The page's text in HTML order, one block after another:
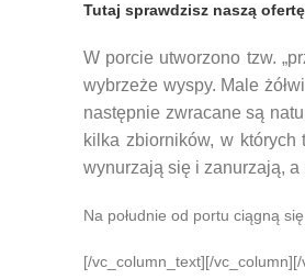
Tutaj sprawdzisz naszą
W porcie utworzono tzw.
wybrzeże wyspy. Male
następnie zwracane są
kilka zbiorników, w
wynurzają się i zanurzają,
Na południe od portu ciągną
[/vc_column_text][/vc_column][/